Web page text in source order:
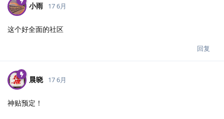
小雨 17 6月
这个好全面的社区
回复
晨晓 17 6月
神贴预定！